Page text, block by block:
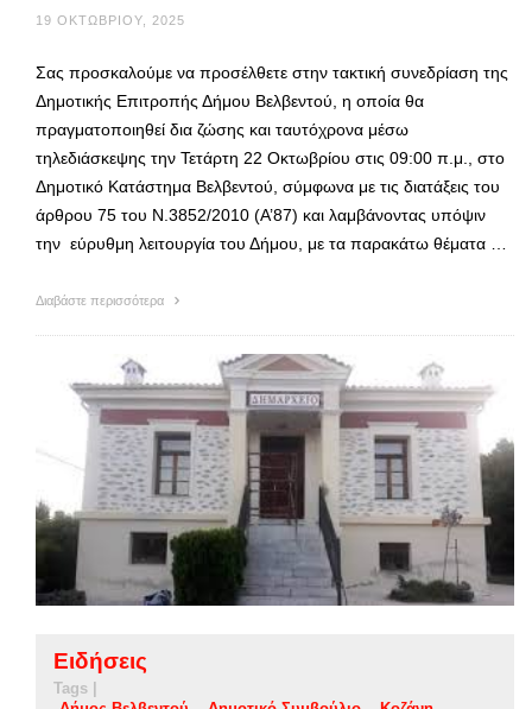
19 ΟΚΤΩΒΡΊΟΥ, 2025
Σας προσκαλούμε να προσέλθετε στην τακτική συνεδρίαση της
Δημοτικής Επιτροπής Δήμου Βελβεντού, η οποία θα
πραγματοποιηθεί δια ζώσης και ταυτόχρονα μέσω
τηλεδιάσκεψης την Τετάρτη 22 Οκτωβρίου στις 09:00 π.μ., στο
Δημοτικό Κατάστημα Βελβεντού, σύμφωνα με τις διατάξεις του
άρθρου 75 του Ν.3852/2010 (Α’87) και λαμβάνοντας υπόψιν
την εύρυθμη λειτουργία του Δήμου, με τα παρακάτω θέματα …
Διαβάστε περισσότερα
Ειδήσεις
Tags |